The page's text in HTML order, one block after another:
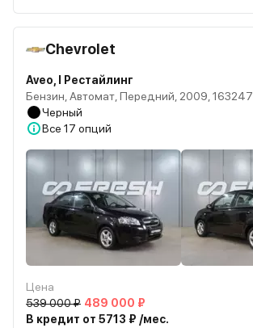
Chevrolet
Aveo, I Рестайлинг
Бензин, Автомат, Передний, 2009, 163247
Черный
Все 17 опций
Цена
539 000 ₽ 489 000 ₽
В кредит от 5713 ₽ /мес.